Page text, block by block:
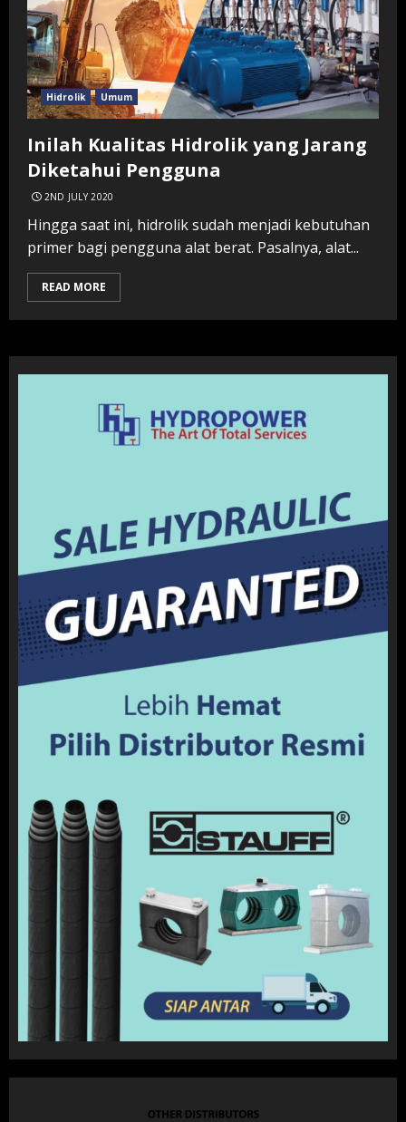
Hidrolik Umum
Inilah Kualitas Hidrolik yang Jarang
Diketahui Pengguna
2ND JULY 2020
Hingga saat ini, hidrolik sudah menjadi kebutuhan
primer bagi pengguna alat berat. Pasalnya, alat...
READ MORE